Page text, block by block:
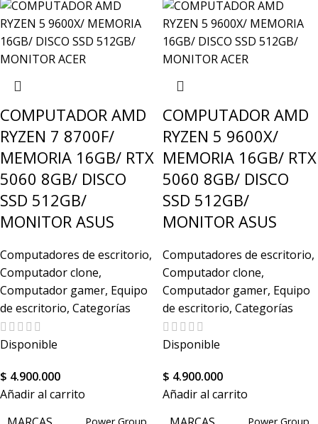
CAPACIDAD DISCO
GB
LÍNEA DEL PROCESADOR
Ryzen
5
MEMORIO RAM
TIPO DE DISCO
TARJETA DE VIDEO
COLOR Negro
LÍNEA DEL PROCESADOR
MEMORIO RAM
TIPO DE DISCO SSD
COMPUTADOR AMD
RYZEN 7 8700F/
MEMORIA 16GB/ RTX
5060 8GB/ DISCO
SSD 512GB/
MONITOR ASUS
Computadores de escritorio,
Computador clone,
Computador gamer, Equipo
de escritorio, Categorías
Disponible
$ 4.900.000
Añadir al carrito
COMPUTADOR AMD
RYZEN 5 9600X/
MEMORIA 16GB/ RTX
5060 8GB/ DISCO
SSD 512GB/
MONITOR ASUS
Computadores de escritorio,
Computador clone,
Computador gamer, Equipo
de escritorio, Categorías
Disponible
$ 4.900.000
Añadir al carrito